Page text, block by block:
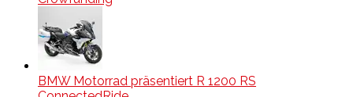
BMW Motorrad präsentiert R 1200 RS